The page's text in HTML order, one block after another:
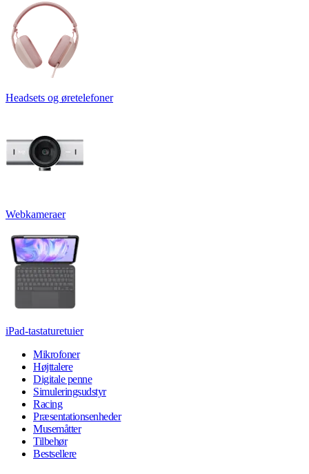
Headsets og øretelefoner
Webkameraer
iPad-tastaturetuier
Mikrofoner
Højttalere
Digitale penne
Simuleringsudstyr
Racing
Præsentationsenheder
Musemåtter
Tilbehør
Bestsellere